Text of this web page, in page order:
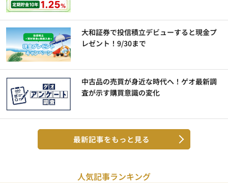
大和証券で投信積立デビューすると現金プ
レゼント！9/30まで
中古品の売買が身近な時代へ！ゲオ最新調
査が示す購買意識の変化
最新記事をもっと見る
人気記事ランキング